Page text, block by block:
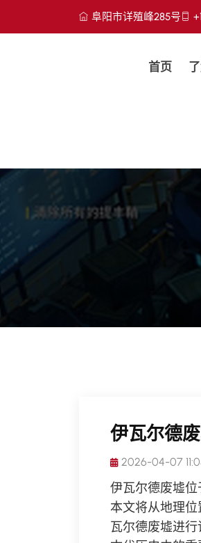
阜阳市详殖峰285号
首页
伊瓦尔德
2026-04-07
伊瓦尔德废墟位
本文将从地理
瓦尔德废墟进